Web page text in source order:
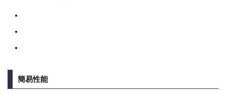
簡易性能